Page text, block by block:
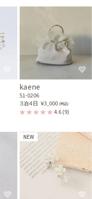
kaene
51-0206
３泊４日 ￥3,000 (税込)
4.6(9)
NEW